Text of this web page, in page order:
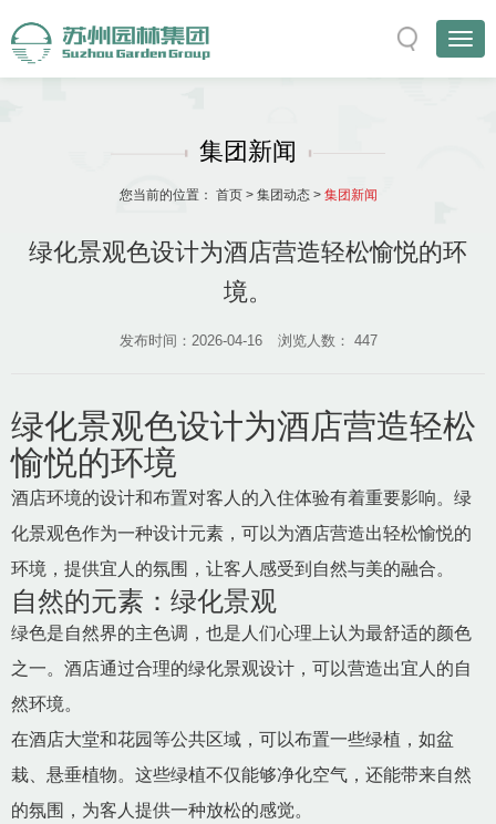
集团新闻
您当前的位置： 首页> 集团动态> 集团新闻
绿化景观色设计为酒店营造轻松愉悦的环
境。
发布时间：2026-04-16 浏览人数： 447
绿化景观色设计为酒店营造轻松
愉悦的环境
酒店环境的设计和布置对客人的入住体验有着重要影响。绿
化景观色作为一种设计元素，可以为酒店营造出轻松愉悦的
环境，提供宜人的氛围，让客人感受到自然与美的融合。
自然的元素：绿化景观
绿色是自然界的主色调，也是人们心理上认为最舒适的颜色
之一。酒店通过合理的绿化景观设计，可以营造出宜人的自
然环境。
在酒店大堂和花园等公共区域，可以布置一些绿植，如盆
栽、悬垂植物。这些绿植不仅能够净化空气，还能带来自然
的氛围，为客人提供一种放松的感觉。